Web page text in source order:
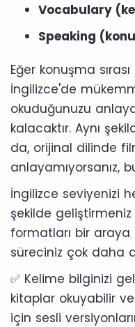
Vocabulary
Speaking
Eğer konuşma
İngilizce'de
okuduğunuzu
kalacaktır. Aynı
da, orijinal dilinde
anlayamıyorsanız,
İngilizce seviyenizi
şekilde geliştirmeniz
formatları bir
süreciniz çok daha
✅ Kelime bilginizi
kitaplar okuyabilir
için sesli